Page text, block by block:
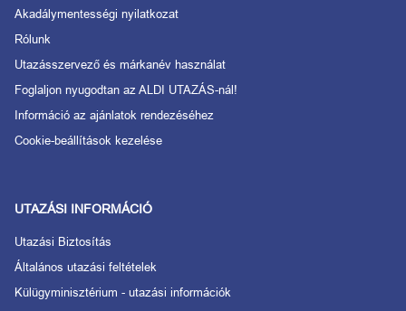
Akadálymentességi nyilatkozat
Rólunk
Utazásszervező és márkanév használat
Foglaljon nyugodtan az ALDI UTAZÁS-nál!
Információ az ajánlatok rendezéséhez
Cookie-beállítások kezelése
UTAZÁSI INFORMÁCIÓ
Utazási Biztosítás
Általános utazási feltételek
Külügyminisztérium - utazási információk